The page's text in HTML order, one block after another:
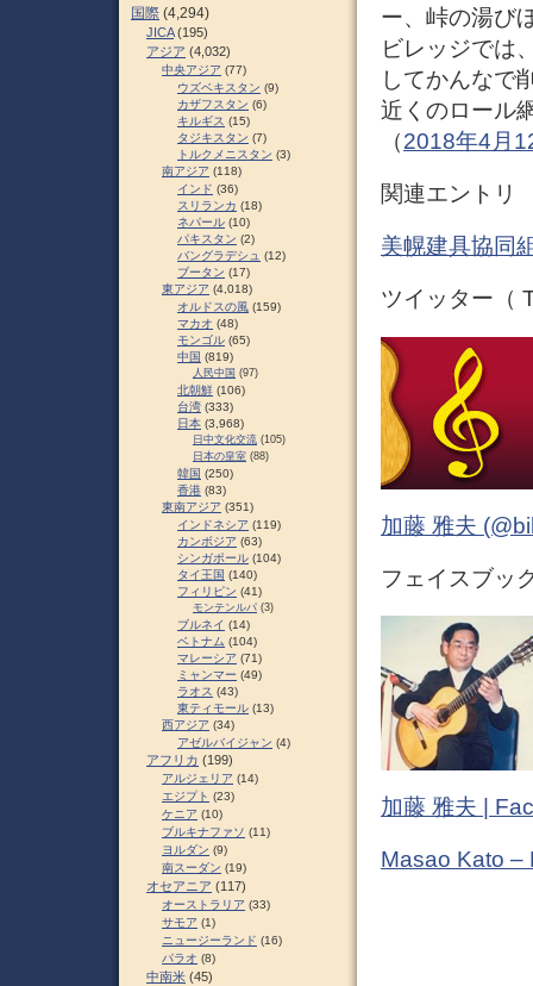
ー、峠の湯び
ビレッジでは
してかんなで
近くのロール
（2018年4月
関連エントリ
美幌建具協同
ツイッター（
加藤 雅夫
フェイスブッ
加藤 雅夫 |
Masao Kato –
国際 (4,294)
JICA(195)
アジア (4,032)
中央アジア (77)
ウズベキスタン (9)
カザフスタン (6)
キルギス (15)
タジキスタン (7)
トルクメニスタン (3)
南アジア (118)
インド (36)
スリランカ (18)
ネパール (10)
パキスタン (2)
バングラデシュ (12)
ブータン (17)
東アジア (4,018)
オルドスの風 (159)
マカオ (48)
モンゴル (65)
中国 (819)
人民中国 (97)
北朝鮮 (106)
台湾 (333)
日本 (3,968)
日中文化交流 (105)
日本の皇室 (88)
韓国 (250)
香港 (83)
東南アジア (351)
インドネシア (119)
カンボジア (63)
シンガポール (104)
タイ王国 (140)
フィリピン (41)
モンテンルパ (3)
ブルネイ (14)
ベトナム (104)
マレーシア (71)
ミャンマー (49)
ラオス (43)
東ティモール (13)
西アジア (34)
アゼルバイジャン (4)
アフリカ (199)
アルジェリア (14)
エジプト (23)
ケニア (10)
ブルキナファソ (11)
ヨルダン (9)
南スーダン (19)
オセアニア (117)
オーストラリア (33)
サモア (1)
ニュージーランド (16)
パラオ (8)
中南米 (45)